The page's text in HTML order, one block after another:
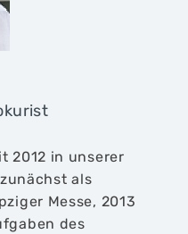
2012 in unserer
als
Messe, 2013
des